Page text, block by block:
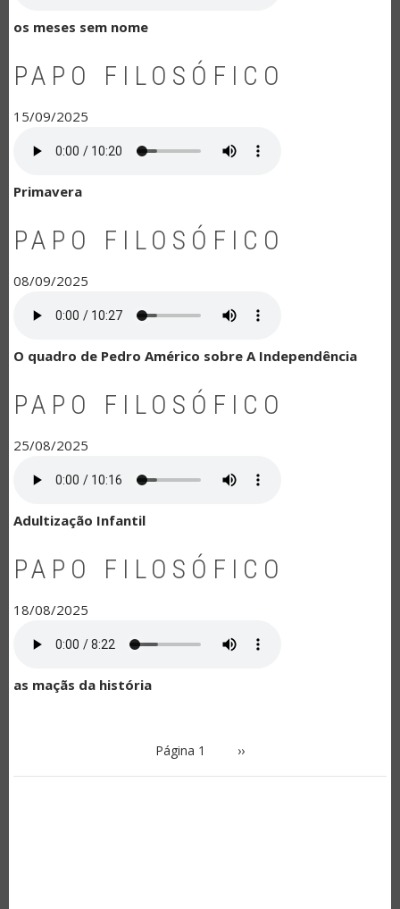
os meses sem nome
PAPO FILOSÓFICO
15/09/2025
Primavera
PAPO FILOSÓFICO
08/09/2025
O quadro de Pedro Américo sobre A Independência
PAPO FILOSÓFICO
25/08/2025
Adultização Infantil
PAPO FILOSÓFICO
18/08/2025
as maçãs da história
Página 1 Próxima
››